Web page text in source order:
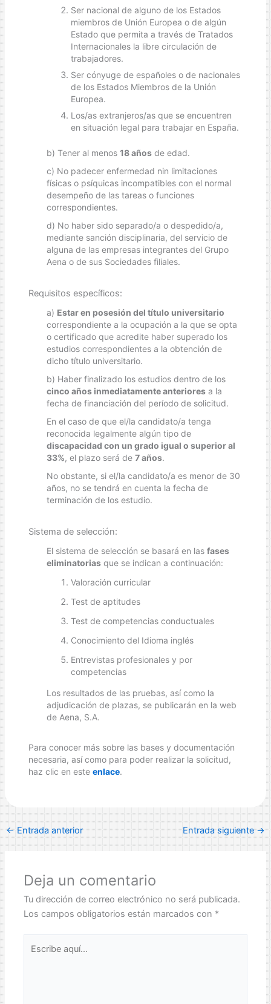
Ser nacional de alguno de los Estados
miembros de Unión Europea o de algún
Estado que permita a través de Tratados
Internacionales la libre circulación de
trabajadores.
Ser cónyuge de españoles o de nacionales
de los Estados Miembros de la Unión
Europea.
Los/as extranjeros/as que se encuentren
en situación legal para trabajar en España.
b) Tener al menos 18 añosde edad.
c) No padecer enfermedad nin limitaciones
físicas o psíquicas incompatibles con el normal
desempeño de las tareas o funciones
correspondientes.
d) No haber sido separado/a o despedido/a,
mediante sanción disciplinaria, del servicio de
alguna de las empresas integrantes del Grupo
Aena o de sus Sociedades filiales.
Requisitos específicos:
a) Estar en posesión del título universitario
correspondiente a la ocupación a la que se opta
o certificado que acredite haber superado los
estudios correspondientes a la obtención de
dicho título universitario.
b) Haber finalizado los estudios dentro de los
cinco años inmediatamente anterioresa la
fecha de financiación del período de solicitud.
En el caso de que el/la candidato/a tenga
reconocida legalmente algún tipo de
discapacidad con un grado igual o superior al
33%, el plazo será de 7 años.
No obstante, si el/la candidato/a es menor de 30
años, no se tendrá en cuenta la fecha de
terminación de los estudio.
Sistema de selección:
El sistema de selección se basará en las fases
eliminatoriasque se indican a continuación:
Valoración curricular
Test de aptitudes
Test de competencias conductuales
Conocimiento del Idioma inglés
Entrevistas profesionales y por
competencias
Los resultados de las pruebas, así como la
adjudicación de plazas, se publicarán en la web
de Aena, S.A.
Para conocer más sobre las bases y documentación
necesaria, así como para poder realizar la solicitud,
haz clic en este enlace.
←Entrada anterior Entrada siguiente→
Deja un comentario
Tu dirección de correo electrónico no será publicada.
Los campos obligatorios están marcados con *
aquí...